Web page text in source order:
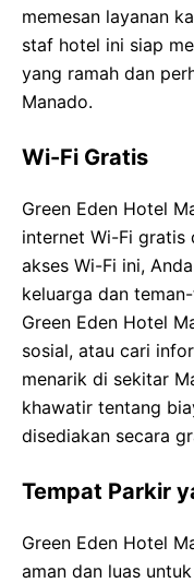
memesan layanan
staf hotel ini siap
yang ramah dan
Manado.
Wi-Fi Gratis
Green Eden Hotel
internet Wi-Fi gratis
akses Wi-Fi ini,
keluarga dan
Green Eden Hotel
sosial, atau cari
menarik di sekitar
khawatir tentang
disediakan secara
Tempat Parkir
Green Eden Hotel
aman dan luas